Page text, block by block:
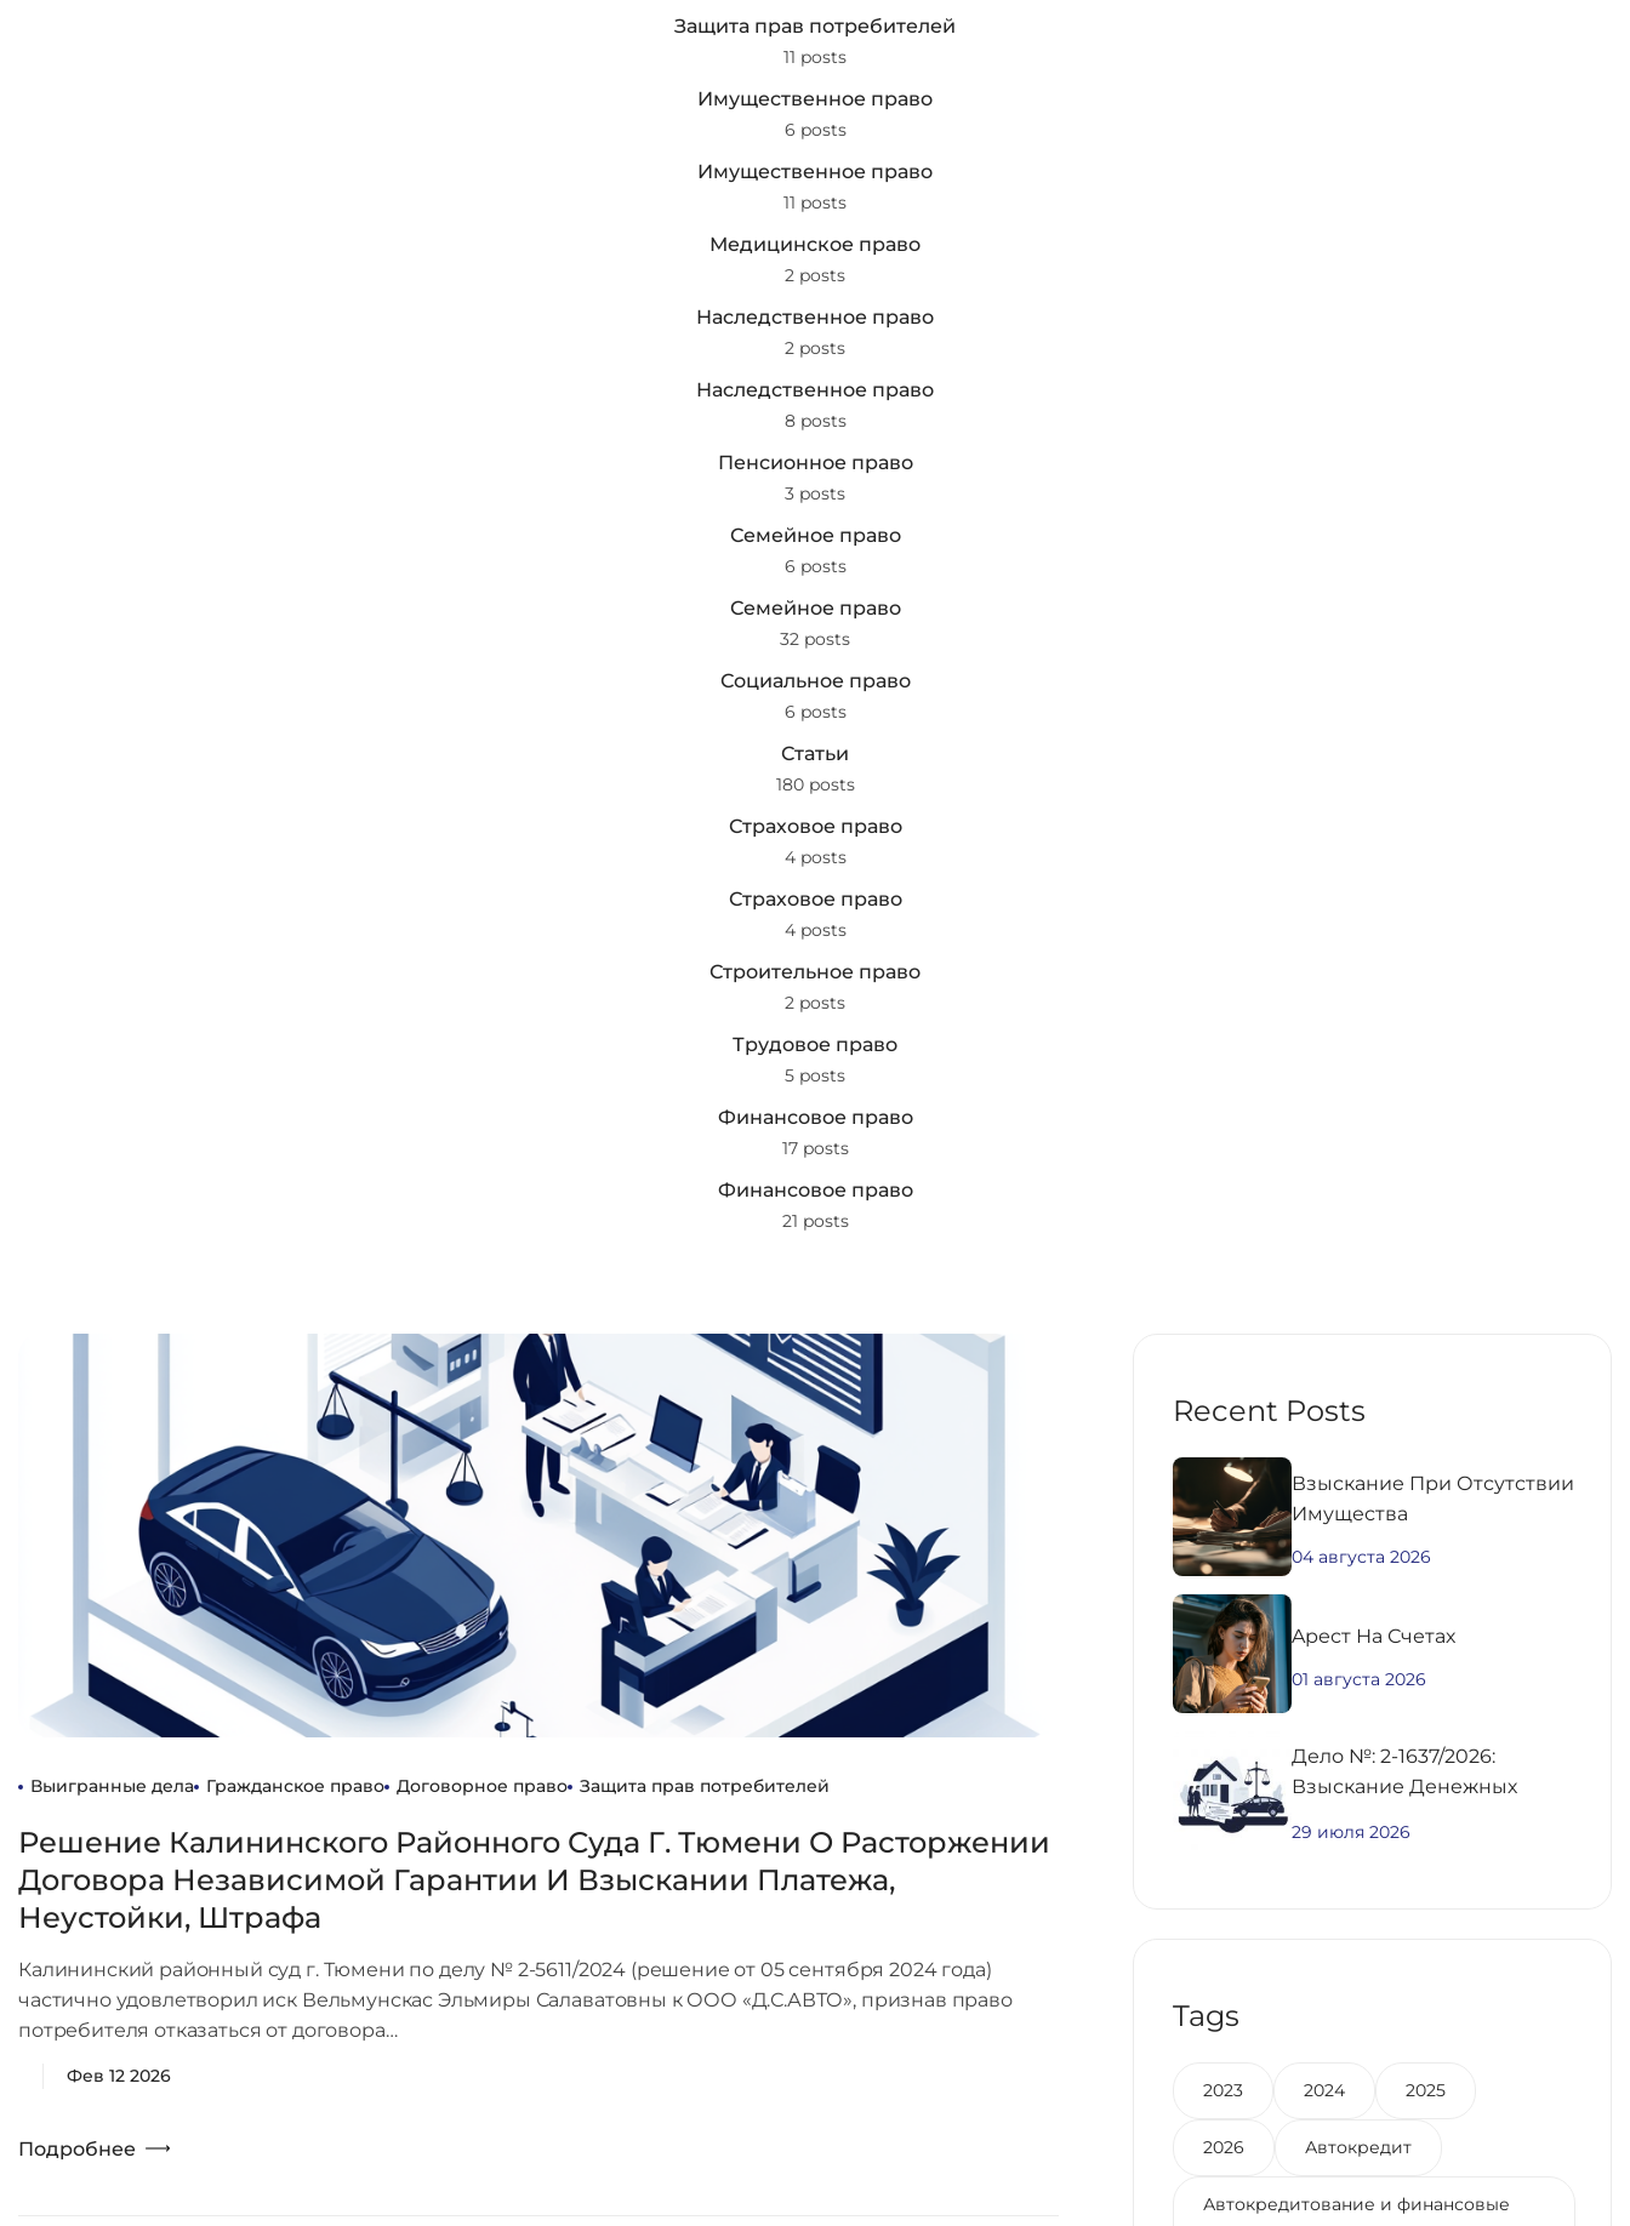
Защита прав потребителей
11 posts
Имущественное право
6 posts
Имущественное право
11 posts
Медицинское право
2 posts
Наследственное право
2 posts
Наследственное право
8 posts
Пенсионное право
3 posts
Семейное право
6 posts
Семейное право
32 posts
Социальное право
6 posts
Статьи
180 posts
Страховое право
4 posts
Страховое право
4 posts
Строительное право
2 posts
Трудовое право
5 posts
Финансовое право
17 posts
Финансовое право
21 posts
Выигранные дела Гражданское право Договорное право Защита прав потребителей
Решение Калининского Районного Суда Г. Тюмени О Расторжении
Договора Независимой Гарантии И Взыскании Платежа,
Неустойки, Штрафа
Калининский районный суд г. Тюмени по делу № 2-5611/2024 (решение от 05 сентября 2024 года)
частично удовлетворил иск Вельмунскас Эльмиры Салаватовны к ООО «Д.С.АВТО», признав право
потребителя отказаться от договора…
Фев 12 2026
Подробнее
Recent Posts
Взыскание При Отсутствии
Имущества
04 августа 2026
Aрест На Счетах
01 августа 2026
Дело №: 2-1637/2026:
Взыскание Денежных
29 июля 2026
Tags
2023 2024 2025
2026 Автокредит
Автокредитование и финансовые